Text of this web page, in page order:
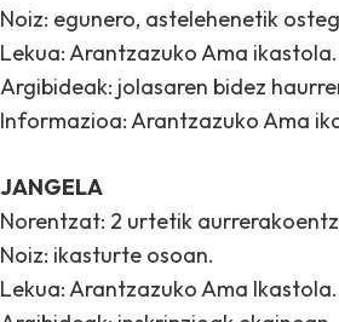
Noiz: egunero, astelehenetik
Lekua: Arantzazuko Ama ikastola.
Argibideak: jolasaren bidez
Informazioa: Arantzazuko Ama
JANGELA
Norentzat: 2 urtetik
Noiz: ikasturte osoan.
Lekua: Arantzazuko Ama Ikastola.